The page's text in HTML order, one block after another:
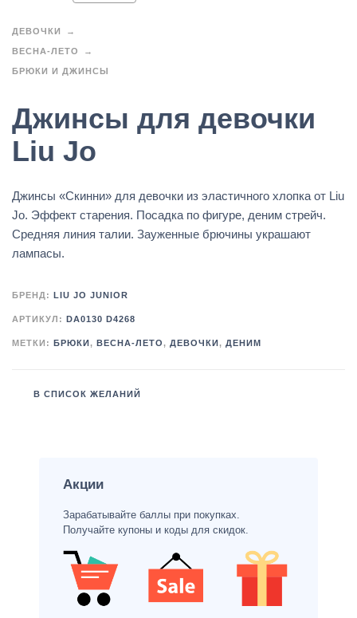
ДЕВОЧКИ
ВЕСНА-ЛЕТО
БРЮКИ И ДЖИНСЫ
Джинсы для девочки
Liu Jo
Джинсы «Скинни» для девочки из эластичного хлопка от Liu
Jo. Эффект старения. Посадка по фигуре, деним стрейч.
Средняя линия талии. Зауженные брючины украшают
лампасы.
БРЕНД: LIU JO JUNIOR
АРТИКУЛ: DA0130 D4268
МЕТКИ: БРЮКИ , ВЕСНА-ЛЕТО, ДЕВОЧКИ , ДЕНИМ
В СПИСОК ЖЕЛАНИЙ
Акции
Зарабатывайте баллы при покупках.
Получайте купоны и коды для скидок.